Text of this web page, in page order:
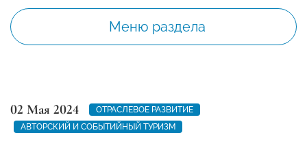
Меню раздела
02 Мая 2024
ОТРАСЛЕВОЕ РАЗВИТИЕ
АВТОРСКИЙ И СОБЫТИЙНЫЙ ТУРИЗМ